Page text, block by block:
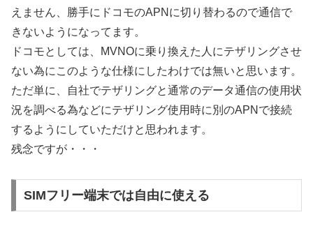
えません、勝手にドコモのAPNに切り替わるので通信で
きないようになってます。
ドコモとしては、MVNOに乗り換えた人にテザリングさせ
ない為にこのような仕様にしたわけでは無いと思います。
ただ単に、自社でテザリングと通常のデータ通信の使用状
況を調べる為などにテザリング使用時に別のAPNで接続
するようにしていただけと思われます。
残念ですが・・・
SIMフリー端末では自由に使える